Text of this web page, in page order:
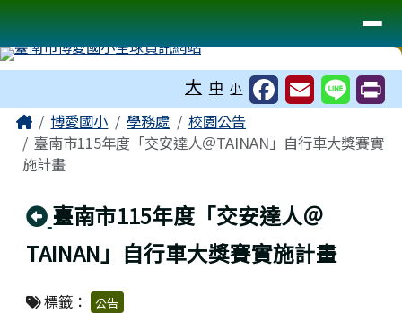
跳至主內容區
臺南市博愛國小全球資訊網站
導覽列
大 中 小
主內容區域
Home博愛國小 學務處
校園公告
臺南市115年度「交安達人＠TAINAN」自行車大獎賽實
施計畫
回上頁
臺南市115年度「交安達人＠
TAINAN」自行車大獎賽實施計畫
標籤： 公告
頁尾區域